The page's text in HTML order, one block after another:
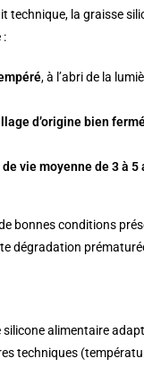
technique, la graisse
:
, à l’abri de la
d’origine bien
vie moyenne de 3 à 5
bonnes conditions
dégradation
alimentaire
techniques